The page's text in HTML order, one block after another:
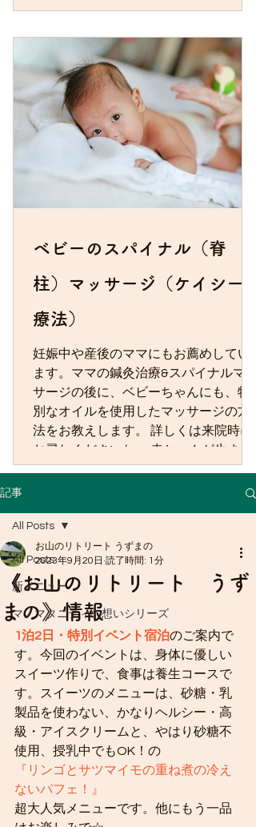
ベビーのスパイナル（脊
柱）マッサージ（ケイシー
療法）
妊娠中や産後のママにもお薦めしてい
ます。ママの鍼灸治療&スパイナルマッ
サージの後に、ベビーちゃんにも、特
別なオイルを使用したマッサージの方
法をお教えします。 詳しくは来院時に
お尋ねくださいね。 赤ちゃんが生まれ
たら、赤ちゃんに優しいオイルで脊柱
をマッサージします。 産後間もないお
ちゃんと一緒の来院が可能です。 赤ち
ゃんはお母さんの身体から生まれてく
る時に、首や背骨に大変な負担をかか
ります。特に助産院のような自然なお
産ではなく、「早く出させる！」こと
を重視する病院・クリニックのお産で
は、背中や首に歪みができてしまうこ
とがあります。そのまま成長してしま
うと、学童・思春期ごろに様々な不調
として現れてしまうことがあります。
自律神経、中枢神経系のトラブル（発
達障害・統合失調症・てんかん）やメ
ンタルの不調、女の子では思春期に発
症する側弯症もそれが一因となってい
る可能性があるのです。 産後乳児期に
適切なマッサージを行っておくと、そ
記事
All Posts
新メニュー
マノマタニティの想いシリーズ
All Posts
《お山のリトリート うず
まの》情報
お山のリトリート うずまの
2023年9月20日 読了時間: 1分
1泊2日・特別イベント宿泊のご案内で
す。今回のイベントは、身体に優しい
スイーツ作りで、食事は養生コースで
す。スイーツのメニューは、砂糖・乳
製品を使わない、かなりヘルシー・高
級・アイスクリームと、やはり砂糖不
使用、授乳中でもOK！の
『リンゴとサツマイモの重ね煮の冷え
ないパフェ！』
超大人気メニューです。他にもう一品